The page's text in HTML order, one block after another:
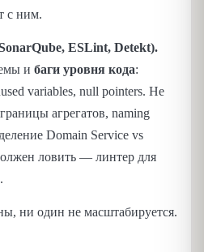
с ним.
ESLint, Detekt).
и баги уровня кода:
variables, null pointers. Не
агрегатов, naming
Domain Service vs
ловить — линтер для
ни один не масштабируется.